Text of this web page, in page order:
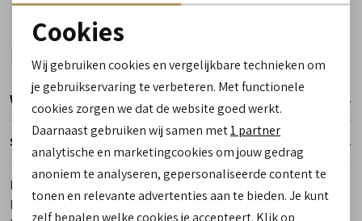
Winkelvoorraad
Specificaties
Merk
Piedro
Leveranciercode
111.74001.10.9921
Noodzakelijke cookies
Analytische cookies
Marketing cookies
Cookies
Wij gebruiken cookies en vergelijkbare technieken om
je gebruikservaring te verbeteren. Met functionele
cookies zorgen we dat de website goed werkt.
Daarnaast gebruiken wij samen met1 partner
analytische en marketingcookies om jouw gedrag
anoniem te analyseren, gepersonaliseerde content te
tonen en relevante advertenties aan te bieden. Je kunt
zelf bepalen welke cookies je accepteert. Klik op